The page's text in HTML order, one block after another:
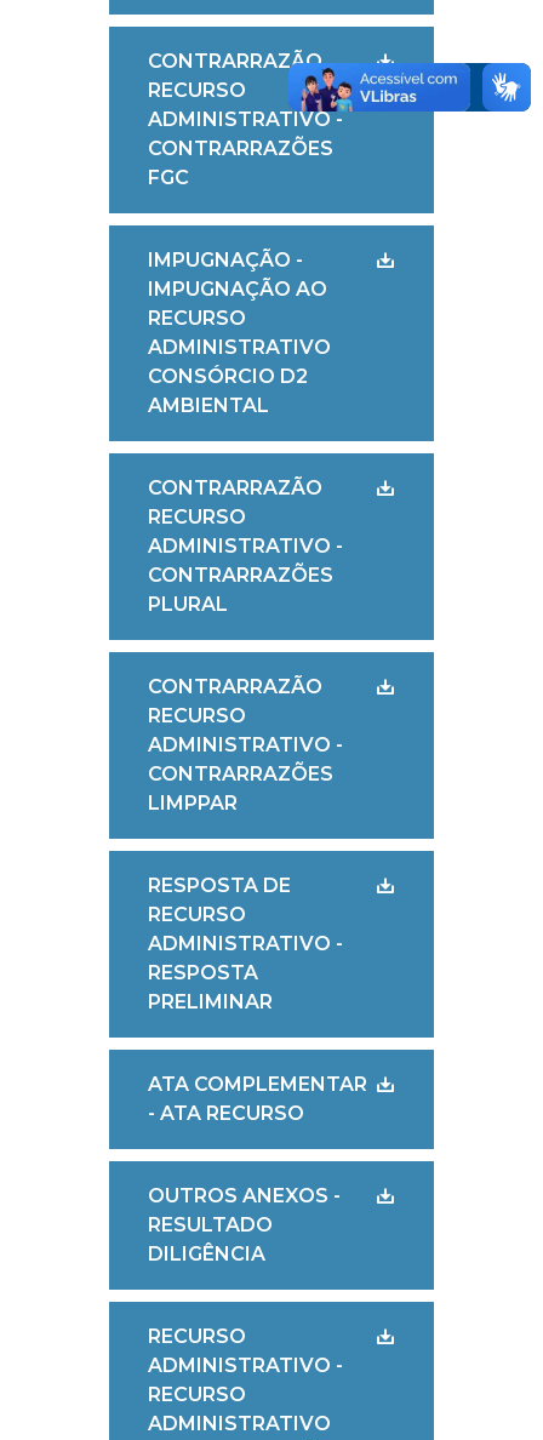
CONTRARRAZÃO
RECURSO
ADMINISTRATIVO -
CONTRARRAZÕES
FGC
IMPUGNAÇÃO -
IMPUGNAÇÃO AO
RECURSO
ADMINISTRATIVO
CONSÓRCIO D2
AMBIENTAL
CONTRARRAZÃO
RECURSO
ADMINISTRATIVO -
CONTRARRAZÕES
PLURAL
CONTRARRAZÃO
RECURSO
ADMINISTRATIVO -
CONTRARRAZÕES
LIMPPAR
RESPOSTA DE
RECURSO
ADMINISTRATIVO -
RESPOSTA
PRELIMINAR
ATA COMPLEMENTAR
- ATA RECURSO
OUTROS ANEXOS -
RESULTADO
DILIGÊNCIA
RECURSO
ADMINISTRATIVO -
RECURSO
ADMINISTRATIVO